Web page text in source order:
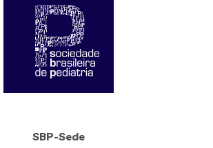
SBP-Sede